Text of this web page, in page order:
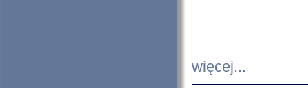
więcej...